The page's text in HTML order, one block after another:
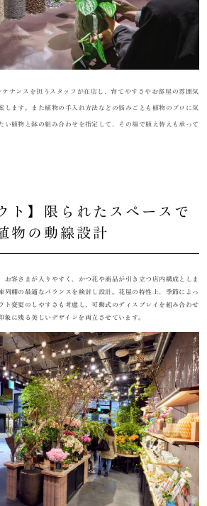
ナンスを担うスタッフが在店し、育てやすさやお部屋の雰囲気
します。また植物の手入れ方法などの悩みごとも植物のプロに気
い植物と鉢の組み合わせを指定して、その場で植え替えも承って
ト】限られたスペースで
物の動線設計
お客さまが入りやすく、かつ花や商品が引き立つ店内構成としま
列棚の最適なバランスを検討し設計。花屋の特性上、季節によっ
ト変更のしやすさも考慮し、可動式のディスプレイを組み合わせ
に残る美しいデザインを両立させています。